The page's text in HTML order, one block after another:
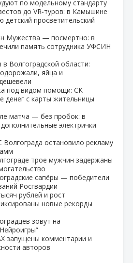
по модельному стандарту
до VR‑туров: в Камышине
детский просветительский
Мужества — посмертно: в
память сотрудника УФСИН
Волгоградской области:
яйца и
под видом помощи: СК
денег с карты жительницы
матча — без пробок: в
электрички
остановило рекламу
трое мужчин задержаны
сапёры — победители
Росгвардии
рублей и рост
новые рекорды
зовут на
запущены комментарии и
авторов